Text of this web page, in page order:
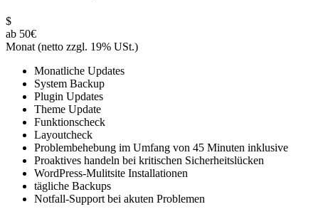
$
ab 50€
Monat (netto zzgl. 19% USt.)
Monatliche Updates
System Backup
Plugin Updates
Theme Update
Funktionscheck
Layoutcheck
Problembehebung im Umfang von 45 Minuten inklusive
Proaktives handeln bei kritischen Sicherheitslücken
WordPress-Mulitsite Installationen
tägliche Backups
Notfall-Support bei akuten Problemen